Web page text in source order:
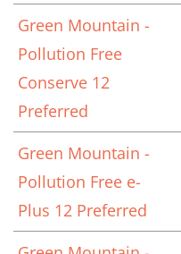
Green Mountain -
Pollution Free
Conserve 12
Preferred
Green Mountain -
Pollution Free e-
Plus 12 Preferred